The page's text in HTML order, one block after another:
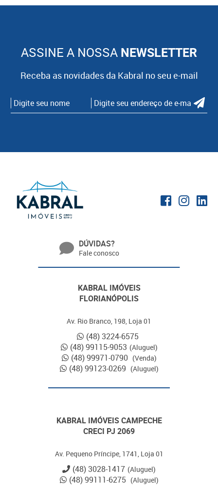
ASSINE A NOSSA NEWSLETTER
Receba as novidades da Kabral no seu e-mail
DÚVIDAS?
Fale conosco
KABRAL IMÓVEIS
FLORIANÓPOLIS
Av. Rio Branco, 198, Loja 01
(48) 3224-6575
(48) 99115-9053 (Aluguel)
(48) 99971-0790 (Venda)
(48) 99123-0269 (Aluguel)
KABRAL IMÓVEIS CAMPECHE
CRECI PJ 2069
Av. Pequeno Príncipe, 1741, Loja 01
(48) 3028-1417 (Aluguel)
(48) 99111-6275 (Aluguel)